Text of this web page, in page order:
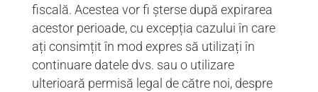
fiscală. Acestea vor fi șterse după expirarea
acestor perioade, cu excepția cazului în care
ați consimțit în mod expres să utilizați în
continuare datele dvs. sau o utilizare
ulterioară permisă legal de către noi, despre